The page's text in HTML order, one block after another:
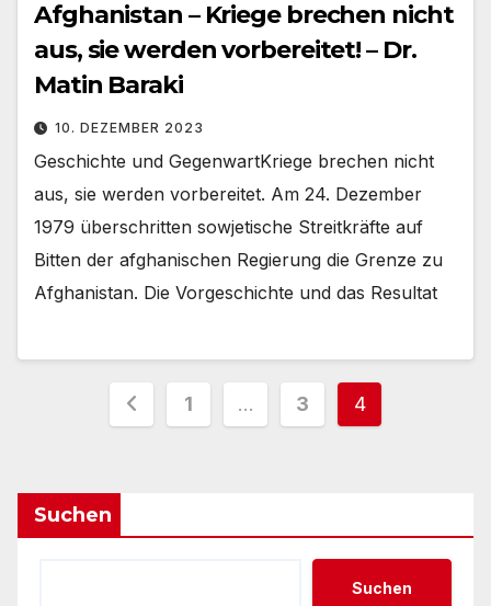
Afghanistan – Kriege brechen nicht
aus, sie werden vorbereitet! – Dr.
Matin Baraki
10. DEZEMBER 2023
Geschichte und GegenwartKriege brechen nicht
aus, sie werden vorbereitet. Am 24. Dezember
1979 überschritten sowjetische Streitkräfte auf
Bitten der afghanischen Regierung die Grenze zu
Afghanistan. Die Vorgeschichte und das Resultat
Seitennummerierung
Beiträge
1 … 3 4
Suchen
Suchen